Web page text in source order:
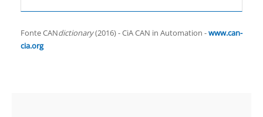
Fonte CANdictionary(2016) - CiA CAN in Automation -www.can-
cia.org